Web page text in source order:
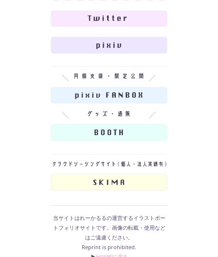
当サイトはれーかるるの運営するイラストポー
トフォリオサイトです。画像の転載・使用など
はご遠慮ください。
Reprint is prohibited.